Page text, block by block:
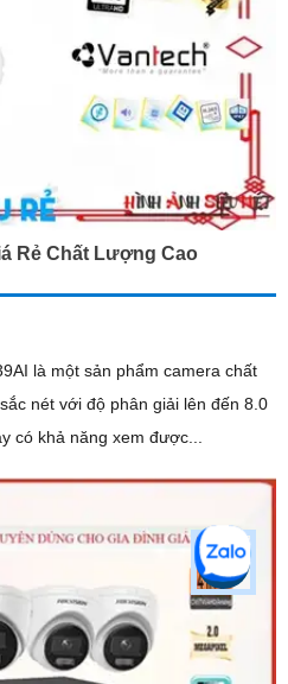
Rẻ Chất Lượng Cao
là một sản phẩm camera chất
nét với độ phân giải lên đến 8.0
có khả năng xem được...